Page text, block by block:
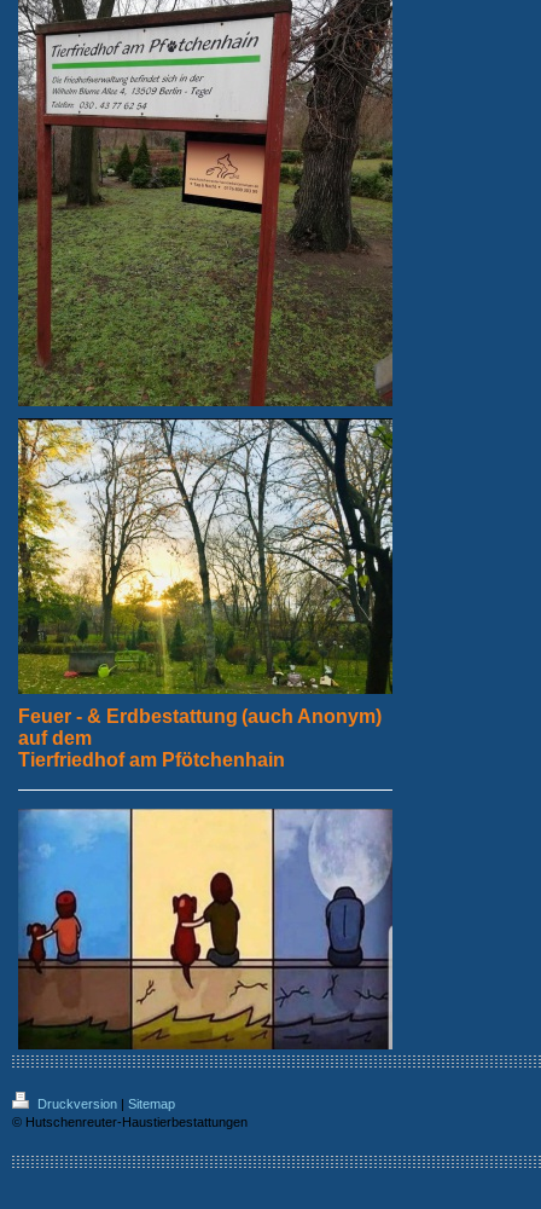
Feuer - & Erdbestattung (auch Anonym)
auf dem
Tierfriedhof am Pfötchenhain
Druckversion
Sitemap
© Hutschenreuter-Haustierbestattungen